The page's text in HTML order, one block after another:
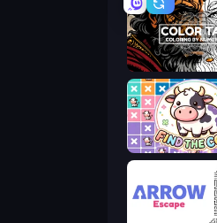
Find The Cow